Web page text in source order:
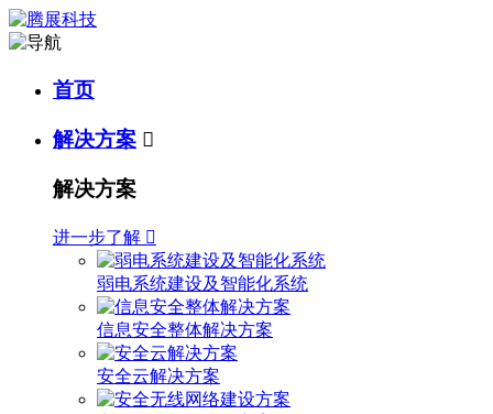
首页
解决方案 
解决方案
进一步了解 
弱电系统建设及智能化系统
信息安全整体解决方案
安全云解决方案